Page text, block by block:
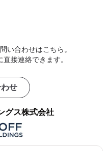
い合わせはこちら。
接連絡できます。
せ
グス株式会社